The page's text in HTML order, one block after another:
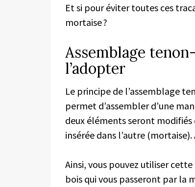
Et si pour éviter toutes ces
mortaise ?
Assemblage
l’adopter
Le principe de l’assemblage
permet d’assembler d’une
deux éléments seront
insérée dans l’autre (mortaise).
Ainsi, vous pouvez utiliser
bois qui vous passeront par la